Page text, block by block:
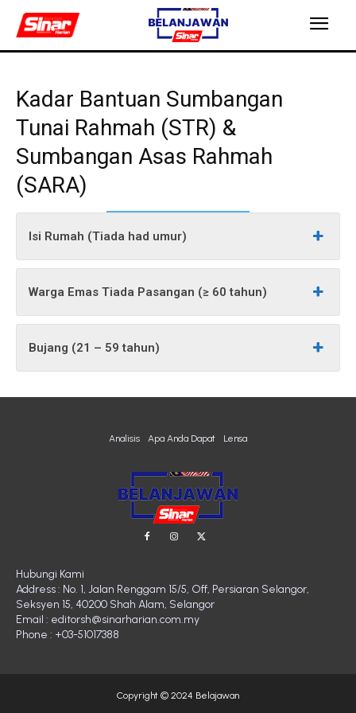
Kadar Bantuan Sumbangan
Tunai Rahmah (STR) &
Sumbangan Asas Rahmah
(SARA)
Isi Rumah (Tiada had umur)
Warga Emas Tiada Pasangan (≥ 60 tahun)
Bujang (21 – 59 tahun)
Analisis Apa Anda Dapat Lensa
Hubungi Kami
Address : No. 1, Jalan Renggam 15/5, Off, Persiaran Selangor,
Seksyen 15, 40200 Shah Alam, Selangor
Email : editorsh@sinarharian.com.my
Phone : +03-51017388
Copyright © 2024 Belajawan